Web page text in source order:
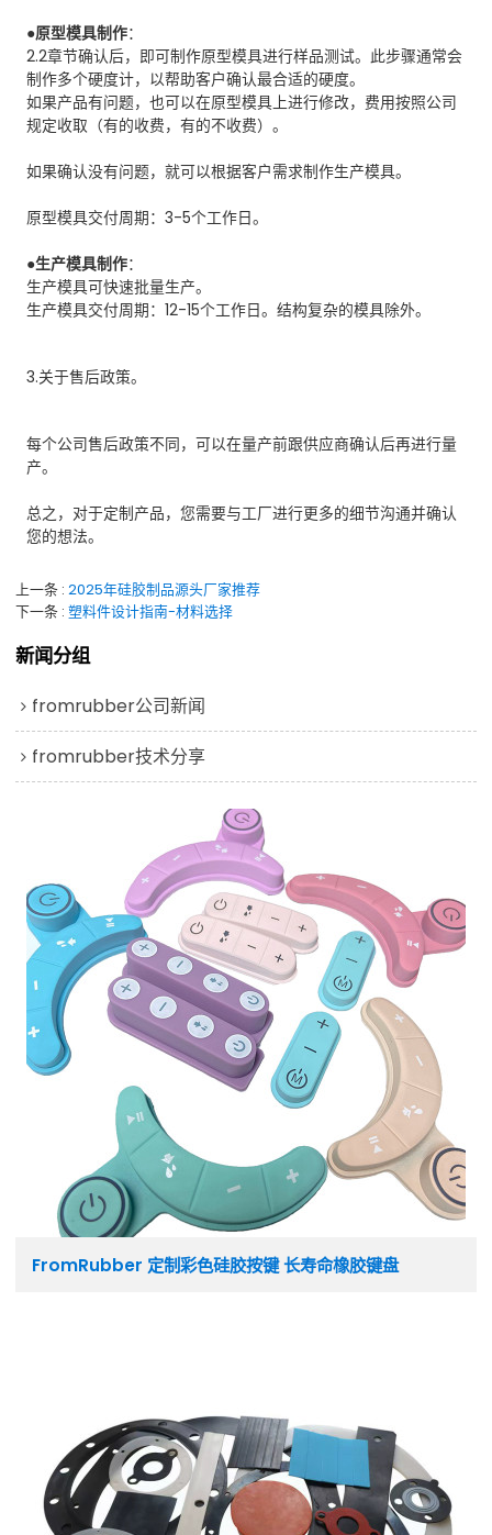
●原型模具制作：
2.2章节确认后，即可制作原型模具进行样品测试。此步骤通常会
制作多个硬度计，以帮助客户确认最合适的硬度。
如果产品有问题，也可以在原型模具上进行修改，费用按照公司
规定收取（有的收费，有的不收费）。
如果确认没有问题，就可以根据客户需求制作生产模具。
原型模具交付周期：3-5个工作日。
●生产模具制作：
生产模具可快速批量生产。
生产模具交付周期：12-15个工作日。结构复杂的模具除外。
3.关于售后政策。
每个公司售后政策不同，可以在量产前跟供应商确认后再进行量
产。
总之，对于定制产品，您需要与工厂进行更多的细节沟通并确认
您的想法。
上一条 2025年硅胶制品源头厂家推荐
下一条 塑料件设计指南-材料选择
新闻分组
fromrubber公司新闻
fromrubber技术分享
FromRubber 定制彩色硅胶按键 长寿命橡胶键盘